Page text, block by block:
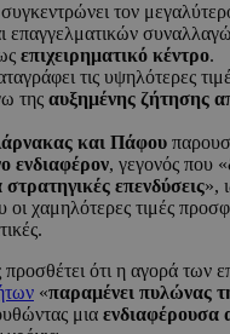
συγκεντρώνει τον
επαγγελματικών
επιχειρηματικό κέντρο.
τις υψηλότερες
της αυξημένης ζήτησης
και Πάφου
ενδιαφέρον, γεγονός που «
στρατηγικές επενδύσεις»,
χαμηλότερες τιμές
ότι η αγορά των
«παραμένει πυλώνας
μια ενδιαφέρουσα